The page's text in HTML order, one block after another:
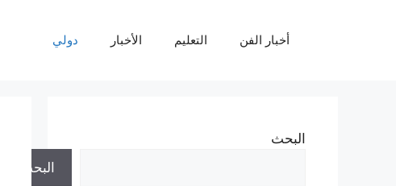
أخبار الفن التعليم الأخبار دولي
البحث
البحث